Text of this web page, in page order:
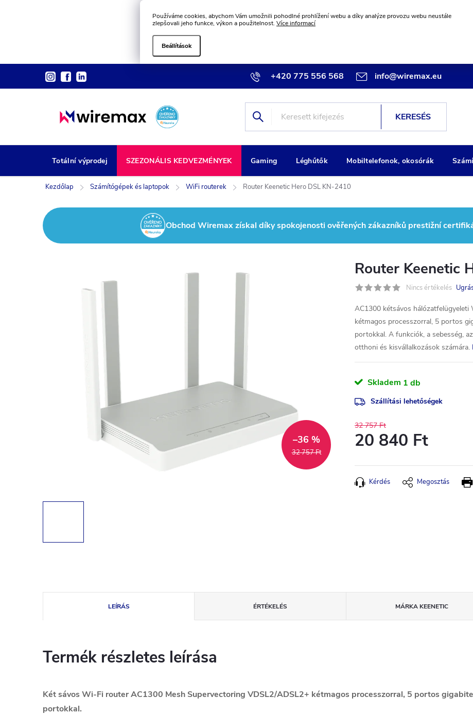
Používáme cookies, abychom Vám umožnili pohodlné prohlížení webu a díky analýze provozu webu neustále
zlepšovali jeho funkce, výkon a použitelnost. Více informací
Beállítások
+420 775 556 568 info@wiremax.eu
KERESÉS
Totální výprodej SZEZONÁLIS KEDVEZMÉNYEK Gaming Léghűtők Mobiltelefonok, okosórák
Kezdőlap Számítógépek és laptopok WiFi routerek Router Keenetic Hero DSL KN-2410
Obchod Wiremax získal díky spokojenosti ověřených zákazníků prestižní
32 757 Ft
–36 %
Router Keenetic
Nincs értékelés
AC1300 kétsávos
kétmagos processzorral, 5 portos
portokkal. A funkciók, a sebesség,
otthoni és kisvállalkozások számára.
Skladem 1 db
Szállítási lehetőségek
32 757 Ft
20 840 Ft
Kérdés Megosztás
LEÍRÁS ÉRTÉKELÉS MÁRKAKEENETIC
Termék részletes leírása
Két sávos Wi-Fi router AC1300 Mesh Supervectoring VDSL2/ADSL2+ kétmagos processzorral, 5 portos
portokkal.